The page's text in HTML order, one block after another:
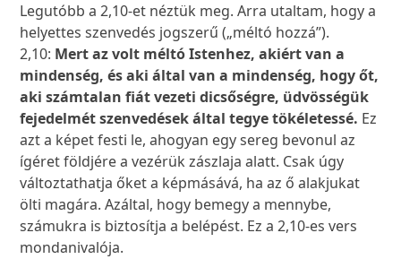
Legutóbb a 2,10-et néztük meg. Arra utaltam, hogy a
helyettes szenvedés jogszerű („méltó hozzá”).
2,10: Mert az volt méltó Istenhez, akiért van a
mindenség, és aki által van a mindenség, hogy őt,
aki számtalan fiát vezeti dicsőségre, üdvösségük
fejedelmét szenvedések által tegye tökéletessé. Ez
azt a képet festi le, ahogyan egy sereg bevonul az
ígéret földjére a vezérük zászlaja alatt. Csak úgy
változtathatja őket a képmásává, ha az ő alakjukat
ölti magára. Azáltal, hogy bemegy a mennybe,
számukra is biztosítja a belépést. Ez a 2,10-es vers
mondanivalója.